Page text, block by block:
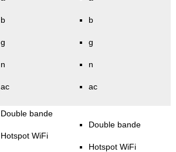
b
g
n
ac
b
g
n
ac
Double bande
Hotspot WiFi
Double bande
Hotspot WiFi